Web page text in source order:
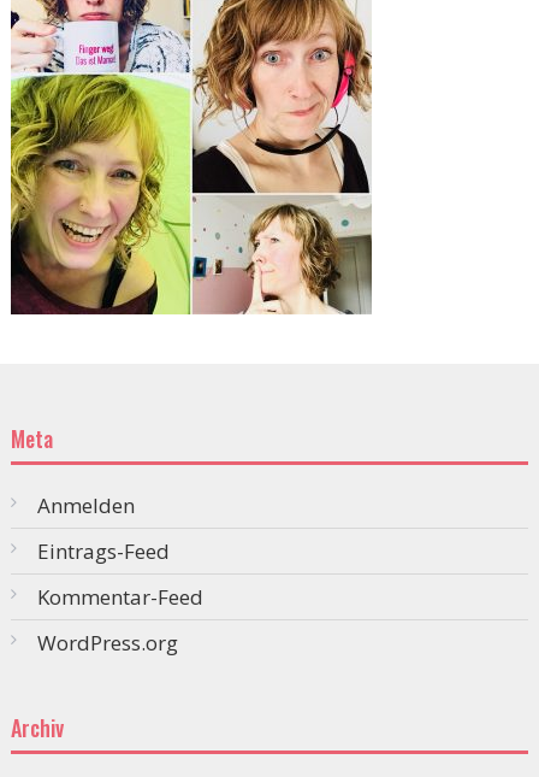
Meta
Anmelden
Eintrags-Feed
Kommentar-Feed
WordPress.org
Archiv